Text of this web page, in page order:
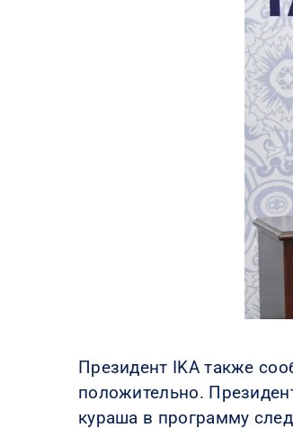
Президент IKA также
положительно.
кураша в программу